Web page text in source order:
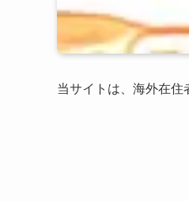
当サイトは、海外在